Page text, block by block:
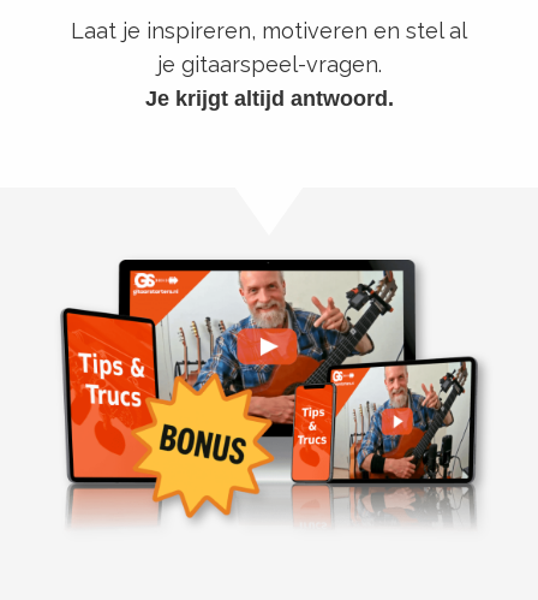
Laat je inspireren, motiveren en stel al
je gitaarspeel-vragen.
Je krijgt altijd antwoord.